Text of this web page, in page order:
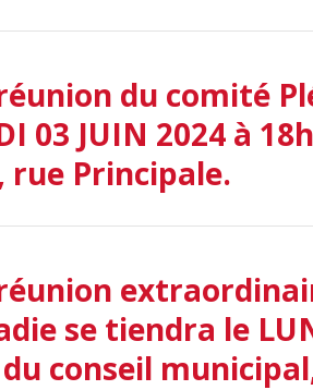
du comité
03 JUIN 2024 à
rue Principale.
se tiendra le
conseil